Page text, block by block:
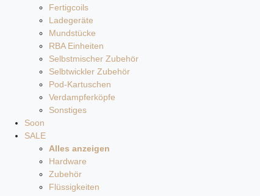
Fertigcoils
Ladegeräte
Mundstücke
RBA Einheiten
Selbstmischer Zubehör
Selbtwickler Zubehör
Pod-Kartuschen
Verdampferköpfe
Sonstiges
Soon
SALE
Alles anzeigen
Hardware
Zubehör
Flüssigkeiten